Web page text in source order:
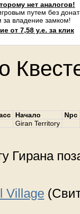
нет аналогов!
путем без
владение замком!
от 7,58 у.е. за клик
Начало
Npc
Giran Territory
Гирана
Village